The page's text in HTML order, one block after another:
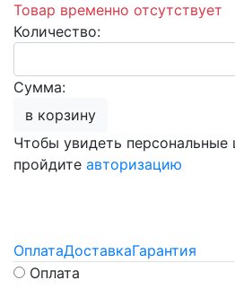
Товар временно отсутствует
Количество:
Сумма:
в корзину
Чтобы увидеть персональные
пройдите авторизацию
ОплатаДоставкаГарантия
Оплата